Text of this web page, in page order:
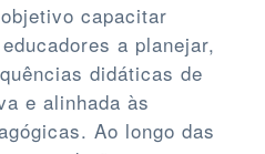
capacitar
a planejar,
didáticas de
e alinhada às
Ao longo das